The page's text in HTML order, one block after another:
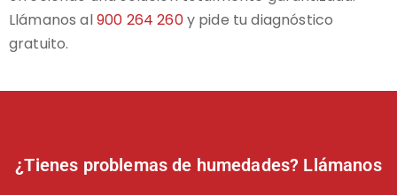
Llámanos al900 264 260y pide tu diagnóstico
gratuito.
¿Tienes problemas de humedades? Llámanos